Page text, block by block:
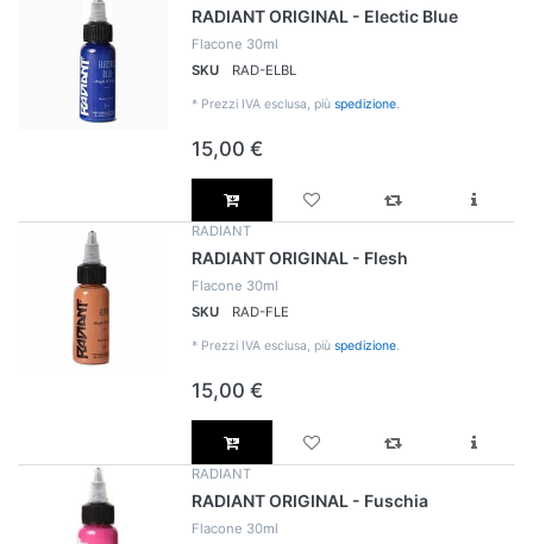
RADIANT ORIGINAL - Electic Blue
Flacone 30ml
SKU
RAD-ELBL
* Prezzi IVA esclusa, più spedizione.
15,00 €
RADIANT
RADIANT ORIGINAL - Flesh
Flacone 30ml
SKU
RAD-FLE
* Prezzi IVA esclusa, più spedizione.
15,00 €
RADIANT
RADIANT ORIGINAL - Fuschia
Flacone 30ml